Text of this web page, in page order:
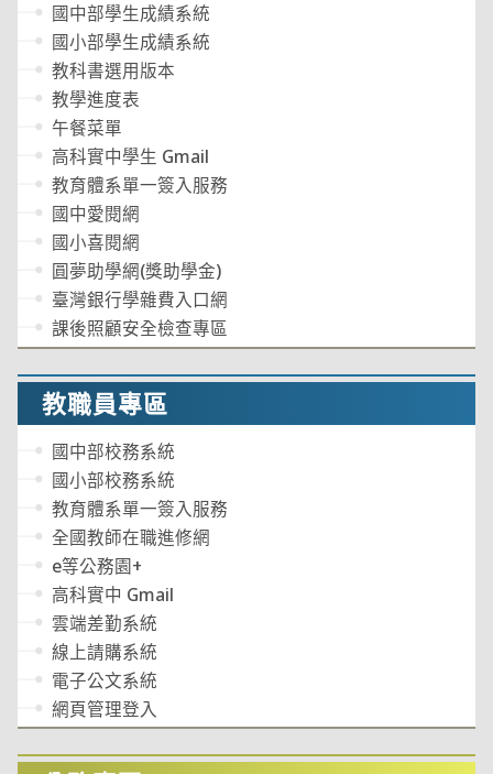
國中部學生成績系統
國小部學生成績系統
教科書選用版本
教學進度表
午餐菜單
高科實中學生 Gmail
教育體系單一簽入服務
國中愛閱網
國小喜閱網
圓夢助學網(獎助學金)
臺灣銀行學雜費入口網
課後照顧安全檢查專區
教職員專區
國中部校務系統
國小部校務系統
教育體系單一簽入服務
全國教師在職進修網
e等公務園+
高科實中 Gmail
雲端差勤系統
線上請購系統
電子公文系統
網頁管理登入